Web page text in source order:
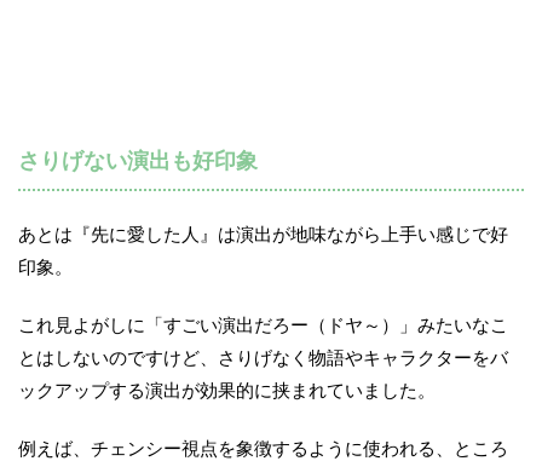
さりげない演出も好印象
あとは『先に愛した人』は演出が地味ながら上手い感じで好
印象。
これ見よがしに「すごい演出だろー（ドヤ～）」みたいなこ
とはしないのですけど、さりげなく物語やキャラクターをバ
ックアップする演出が効果的に挟まれていました。
例えば、チェンシー視点を象徴するように使われる、ところ